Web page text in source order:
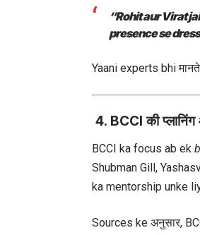
“Rohit aur Virat
presence se
Yaani experts bhi
4. BCCI की
BCCI ka focus ab ek
Shubman Gill,
ka mentorship unke
Sources ke अनुसार,